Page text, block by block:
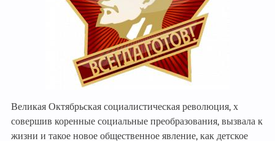
Великая Октябрьская социалистическая революция, х
совершив коренные социальные преобразования, вызвала к
жизни и такое новое общественное явление, как детское